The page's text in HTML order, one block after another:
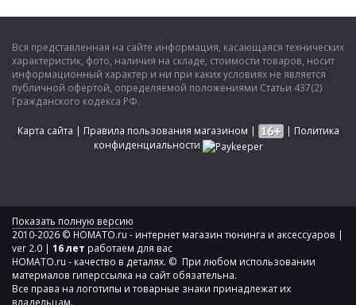
Вся представленная на сайте информация, касающаяся технических
характеристик, фото, наличия на складе, стоимости товаров, носит
информационный характер и ни при каких условиях не является
публичной офертой, определяемой положениями Статьи 437(2)
Гражданского кодекса РФ.
Карта сайта | Правила пользования магазином | | Политика
конфиденциальности
Показать полную версию
2010-2026 © HOMATO.ru - интернет магазин тюнинга и аксессуаров |
ver 2.0 | 16 лет работаем для вас
HOMATO.ru - качество в деталях. © При любом использовании
материалов гиперссылка на сайт обязательна.
Все права на логотипы и товарные знаки принадлежат их
владельцам.